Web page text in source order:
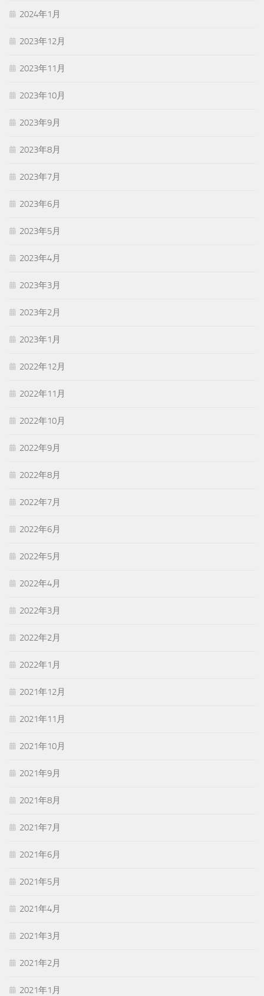
2024年1月
2023年12月
2023年11月
2023年10月
2023年9月
2023年8月
2023年7月
2023年6月
2023年5月
2023年4月
2023年3月
2023年2月
2023年1月
2022年12月
2022年11月
2022年10月
2022年9月
2022年8月
2022年7月
2022年6月
2022年5月
2022年4月
2022年3月
2022年2月
2022年1月
2021年12月
2021年11月
2021年10月
2021年9月
2021年8月
2021年7月
2021年6月
2021年5月
2021年4月
2021年3月
2021年2月
2021年1月